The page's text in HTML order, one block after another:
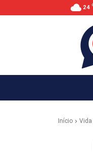
24
Início Vida